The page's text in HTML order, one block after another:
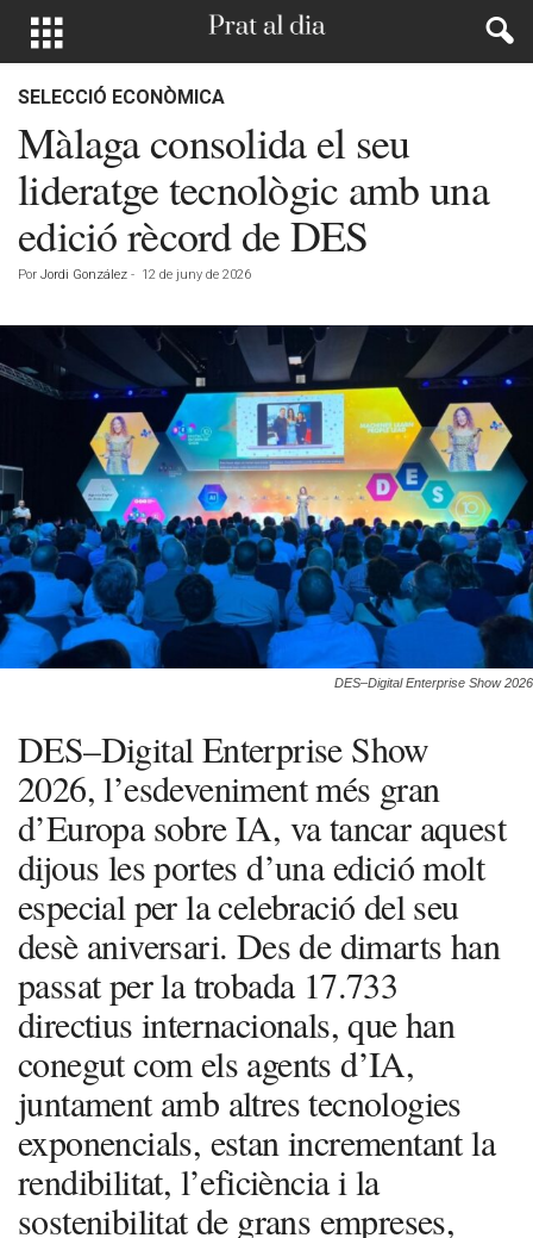
SELECCIÓ ECONÒMICA
Màlaga consolida el seu
lideratge tecnològic amb una
edició rècord de DES
Por Jordi González - 12 de juny de 2026
DES–Digital Enterprise Show 2026
DES–Digital Enterprise Show
2026, l’esdeveniment més gran
d’Europa sobre IA, va tancar aquest
dijous les portes d’una edició molt
especial per la celebració del seu
desè aniversari. Des de dimarts han
passat per la trobada 17.733
directius internacionals, que han
conegut com els agents d’IA,
juntament amb altres tecnologies
exponencials, estan incrementant la
rendibilitat, l’eficiència i la
sostenibilitat de grans empreses,